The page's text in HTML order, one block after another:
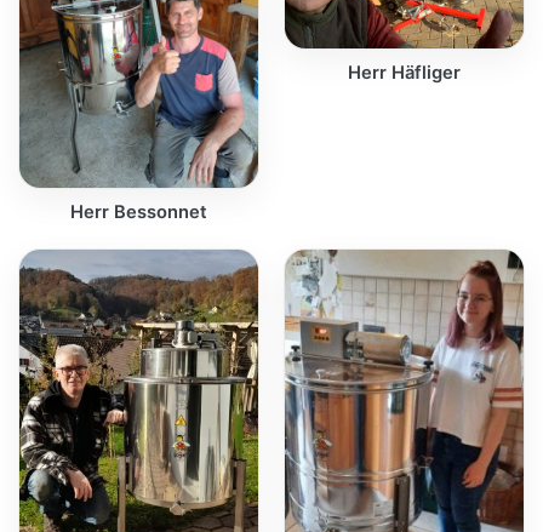
Herr Bessonnet
Herr Häfliger